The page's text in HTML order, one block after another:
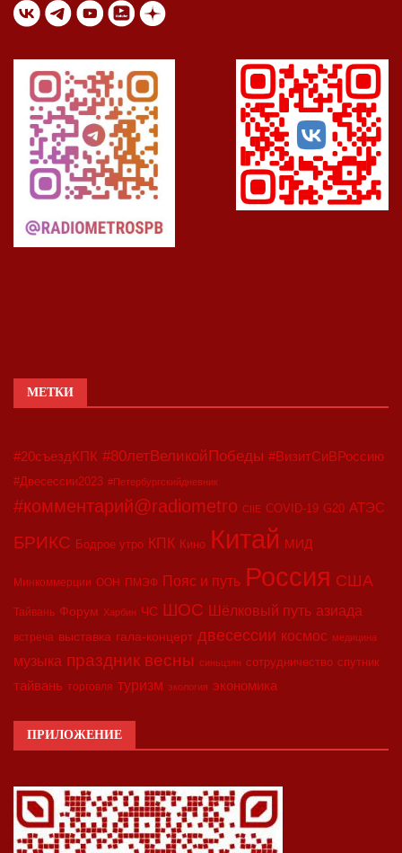
МЕТКИ
#20съездКПК #80летВеликойПобеды #ВизитСиВРоссию
#Двесессии2023 #Петербургскийдневник
#комментарий@radiometro CIIE COVID-19 G20 АТЭС
БРИКС Бодрое утро КПК Кино Китай МИД
Минкоммерции ООН ПМЭФ Пояс и путь Россия США
Тайвань Форум Харбин ЧС ШОС Шёлковый путь азиада
встреча выставка гала-концерт двесессии космос медицина
музыка праздник весны синьцзян сотрудничество спутник
тайвань торговля туризм экология экономика
ПРИЛОЖЕНИЕ